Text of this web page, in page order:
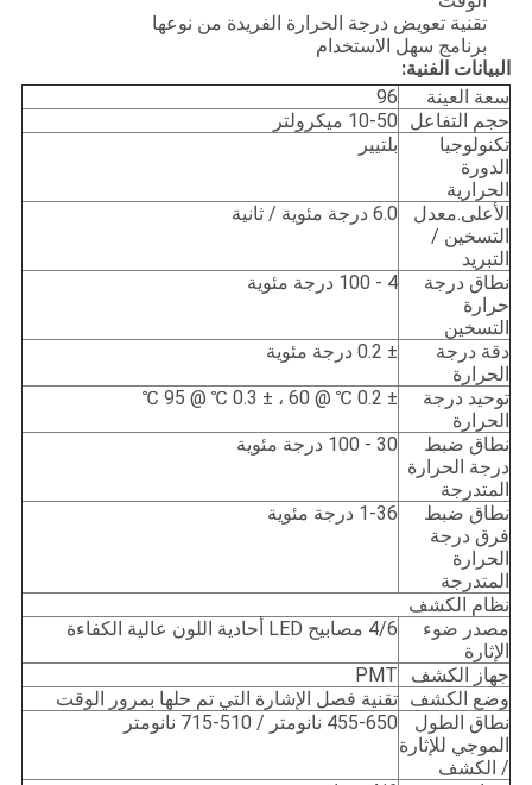
تقنية تعويض درجة الحرارة الفريدة من نوعها
برنامج سهل الاستخدام
البيانات الفنية:
سعة العينة
96
حجم التفاعل
10-50 ميكرولتر
تكنولوجيا
الدورة
الحرارية
بلتيير
الأعلى.معدل
التسخين /
التبريد
6.0 درجة مئوية / ثانية
نطاق درجة
حرارة
التسخين
4 - 100 درجة مئوية
دقة درجة
الحرارة
± 0.2 درجة مئوية
توحيد درجة
الحرارة
± 0.2 ℃ @ 60 ، ± 0.3 ℃ @ 95 ℃
نطاق ضبط
درجة الحرارة
المتدرجة
30 - 100 درجة مئوية
نطاق ضبط
فرق درجة
الحرارة
المتدرجة
1-36 درجة مئوية
نظام الكشف
مصدر ضوء
الإثارة
4/6 مصابيح LED أحادية اللون عالية الكفاءة
جهاز الكشف
PMT
وضع الكشف تقنية فصل الإشارة التي تم حلها بمرور الوقت
نطاق الطول
الموجي للإثارة
/ الكشف
455-650 نانومتر / 510-715 نانومتر